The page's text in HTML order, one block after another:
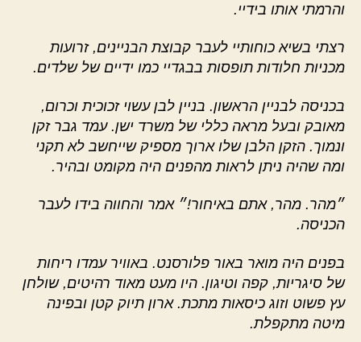
והרמתי אותו בידיי.
רצתי בשיא כוחותיי לעבר קבוצת הבניינים, זרועות
מכניות חלודות תופסות בבגדיי כמו ידיים של שלדים.
בכניסה לבניין הראשון. בניין לבן עשוי זכוכית וכרום,
מאובק ובעל מראה כללי של משרד ישן. עמד גבר זקן
ונמוך. הזקן הלבן שלו ארוך מספיק שייחשב לא תקני
ומה שהיה ניתן לראות מהפנים היה מקומט ובהיר.
״מהר. מהר, אתם באיחור!״ אמר והחווה בידו לעבר
הכניסה.
בפנים היה מואר באור פלורסנט. באוויר עמדו ריחות
של סיגריות, קפה וטיגון. היו מעט מאוד רהיטים, שולחן
עץ פשוט וזוג כיסאות מתכת. ארון תיוק קטן ובפינה
מיטה מתקפלת.